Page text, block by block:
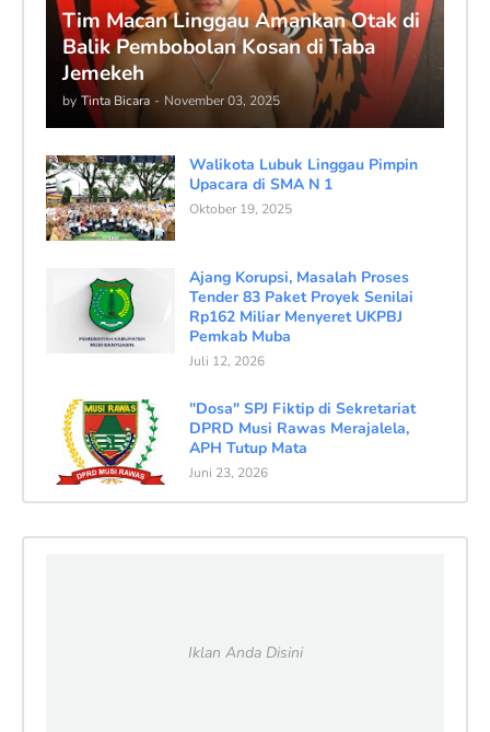
Tim Macan Linggau Amankan Otak di
Balik Pembobolan Kosan di Taba
Jemekeh
by Tinta Bicara - November 03, 2025
Walikota Lubuk Linggau Pimpin
Upacara di SMA N 1
Oktober 19, 2025
Ajang Korupsi, Masalah Proses
Tender 83 Paket Proyek Senilai
Rp162 Miliar Menyeret UKPBJ
Pemkab Muba
Juli 12, 2026
"Dosa" SPJ Fiktip di Sekretariat
DPRD Musi Rawas Merajalela,
APH Tutup Mata
Juni 23, 2026
Iklan Anda Disini